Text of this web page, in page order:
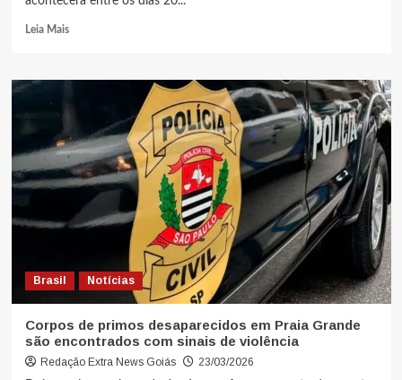
Leia Mais
Brasil Notícias
Corpos de primos desaparecidos em Praia Grande
são encontrados com sinais de violência
Redação Extra News Goiás
23/03/2026